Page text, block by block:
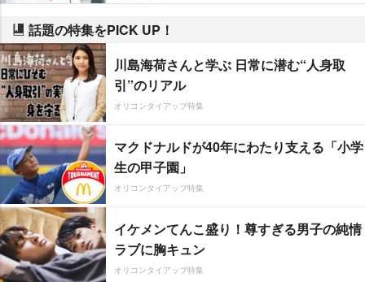
話題の特集をPICK UP！
川島海荷さんと学ぶ 日常に潜む“人身取
引”のリアル
オリコンタイアップ特集
マクドナルドが40年にわたり支える「小学
生の甲子園」
オリコンタイアップ特集
イケメンてんこ盛り！尊すぎる男子の純情
ラブに胸キュン
オリコンタイアップ特集